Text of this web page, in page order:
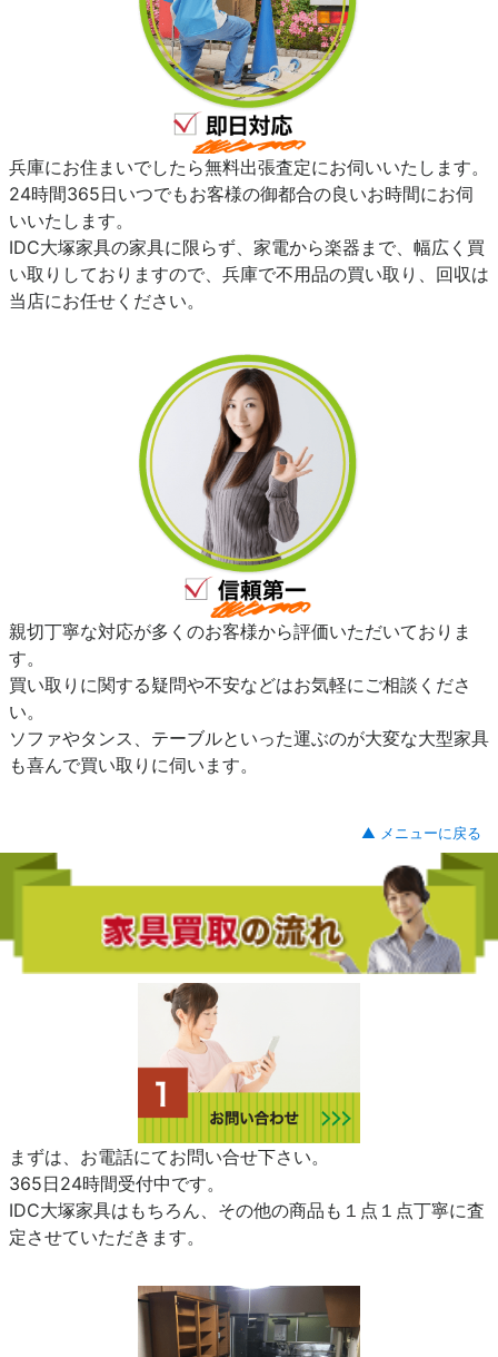
兵庫にお住まいでしたら無料出張査定にお伺いいたします。
24時間365日いつでもお客様の御都合の良いお時間にお伺
いいたします。
IDC大塚家具の家具に限らず、家電から楽器まで、幅広く買
い取りしておりますので、兵庫で不用品の買い取り、回収は
当店にお任せください。
親切丁寧な対応が多くのお客様から評価いただいておりま
す。
買い取りに関する疑問や不安などはお気軽にご相談くださ
い。
ソファやタンス、テーブルといった運ぶのが大変な大型家具
も喜んで買い取りに伺います。
▲ メニューに戻る
まずは、お電話にてお問い合せ下さい。
365日24時間受付中です。
IDC大塚家具はもちろん、その他の商品も１点１点丁寧に査
定させていただきます。